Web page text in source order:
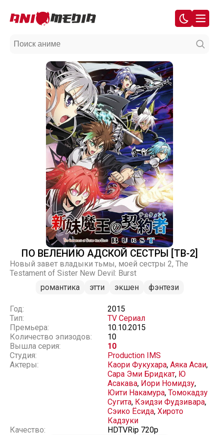
ПО ВЕЛЕНИЮ АДСКОЙ СЕСТРЫ [ТВ-2]
Новый завет владыки тьмы, моей сестры 2, The
Testament of Sister New Devil: Burst
романтика
этти экшен фэнтези
Год:
2015
Тип:
TV Сериал
Премьера:
10.10.2015
Количество эпизодов:
10
Вышла серия:
10
Студия:
Production IMS
Актеры:
Каори Фукухара, Аяка Асаи,
Сара Эми Бридкат, Ю
Асакава, Иори Номидзу,
Юити Накамура, Томокадзу
Сугита, Кэидзи Фудзивара,
Сэико Ёсида, Хирото
Кадзуки
Качество:
HDTVRip 720p